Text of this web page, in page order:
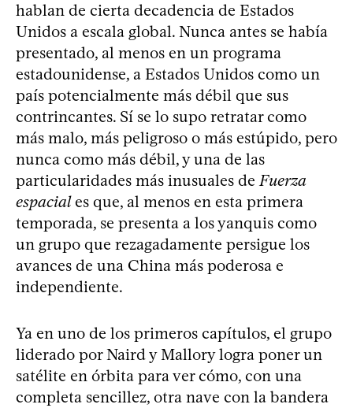
hablan de cierta decadencia de Estados
Unidos a escala global. Nunca antes se había
presentado, al menos en un programa
estadounidense, a Estados Unidos como un
país potencialmente más débil que sus
contrincantes. Sí se lo supo retratar como
más malo, más peligroso o más estúpido, pero
nunca como más débil, y una de las
particularidades más inusuales deFuerza
espaciales que, al menos en esta primera
temporada, se presenta a los yanquis como
un grupo que rezagadamente persigue los
avances de una China más poderosa e
independiente.
Ya en uno de los primeros capítulos, el grupo
liderado por Naird y Mallory logra poner un
satélite en órbita para ver cómo, con una
completa sencillez, otra nave con la bandera